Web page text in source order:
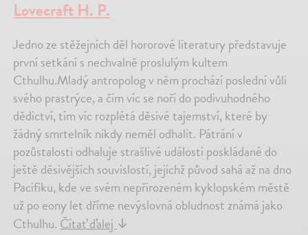
Lovecraft H. P.
Jedno ze stěžejních děl hororové literatury představuje
první setkání s nechvalně proslulým kultem
Cthulhu.Mladý antropolog v něm prochází poslední vůli
svého prastrýce, a čím víc se noří do podivuhodného
dědictví, tím víc rozplétá děsivé tajemství, které by
žádný smrtelník nikdy neměl odhalit. Pátrání v
pozůstalosti odhaluje strašlivé události poskládané do
ještě děsivějších souvislostí, jejichž původ sahá až na dno
Pacifiku, kde ve svém nepřirozeném kyklopském městě
už po eony let dříme nevýslovná obludnost známá jako
Cthulhu.Čítať ďalej↓